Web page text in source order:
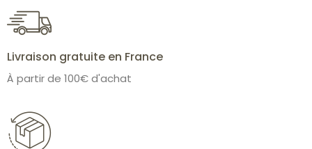
Livraison gratuite en France
À partir de 100€ d'achat